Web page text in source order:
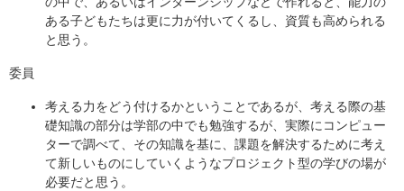
ある子どもたちは更に力が付いてくるし、資質も高められる
と思う。
委員
考える力をどう付けるかということであるが、考える際の基
礎知識の部分は学部の中でも勉強するが、実際にコンピュー
ターで調べて、その知識を基に、課題を解決するために考え
て新しいものにしていくようなプロジェクト型の学びの場が
必要だと思う。